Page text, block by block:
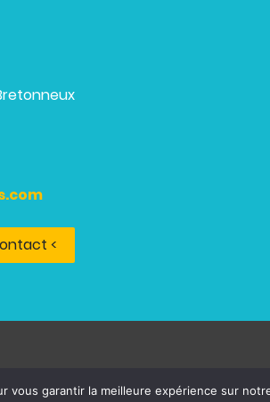
<
vous garantir la meilleure expérience sur